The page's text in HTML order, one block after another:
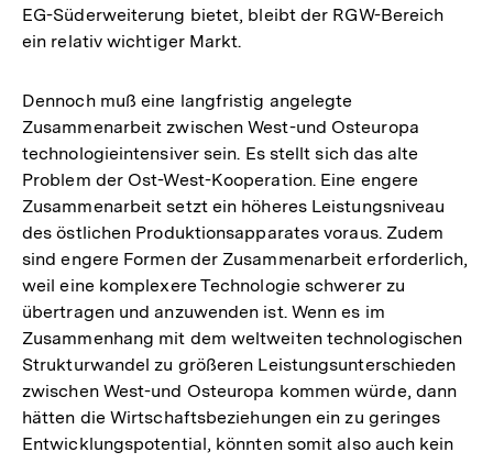
EG-Süderweiterung bietet, bleibt der RGW-Bereich
ein relativ wichtiger Markt.
Dennoch muß eine langfristig angelegte
Zusammenarbeit zwischen West-und Osteuropa
technologieintensiver sein. Es stellt sich das alte
Problem der Ost-West-Kooperation. Eine engere
Zusammenarbeit setzt ein höheres Leistungsniveau
des östlichen Produktionsapparates voraus. Zudem
sind engere Formen der Zusammenarbeit erforderlich,
weil eine komplexere Technologie schwerer zu
übertragen und anzuwenden ist. Wenn es im
Zusammenhang mit dem weltweiten technologischen
Strukturwandel zu größeren Leistungsunterschieden
zwischen West-und Osteuropa kommen würde, dann
hätten die Wirtschaftsbeziehungen ein zu geringes
Entwicklungspotential, könnten somit also auch kein